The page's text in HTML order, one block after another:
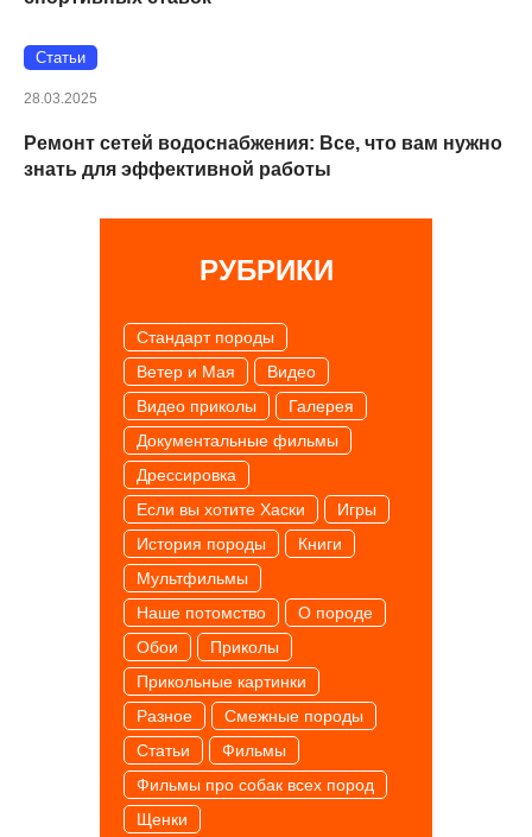
Статьи
28.03.2025
Ремонт сетей водоснабжения: Все, что вам нужно
знать для эффективной работы
РУБРИКИ
Cтандарт породы
Ветер и Мая
Видео
Видео приколы
Галерея
Документальные фильмы
Дрессировка
Если вы хотите Хаски
Игры
История породы
Книги
Мультфильмы
Наше потомство
О породе
Обои
Приколы
Прикольные картинки
Разное
Смежные породы
Статьи
Фильмы
Фильмы про собак всех пород
Щенки